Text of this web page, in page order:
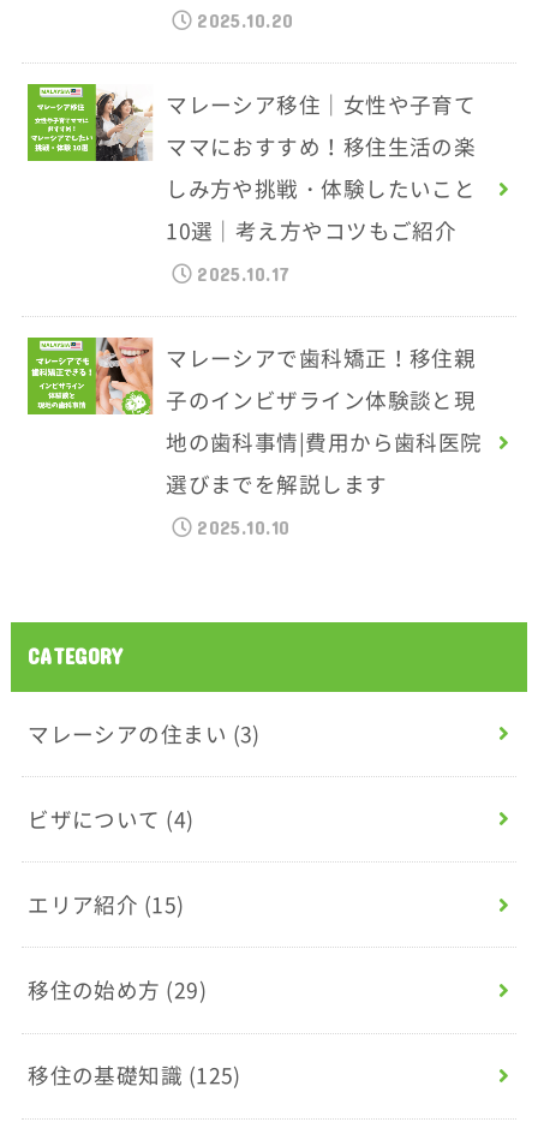
2025.10.20
マレーシア移住｜女性や子育て
ママにおすすめ！移住生活の楽
しみ方や挑戦・体験したいこと
10選｜考え方やコツもご紹介
2025.10.17
マレーシアで歯科矯正！移住親
子のインビザライン体験談と現
地の歯科事情|費用から歯科医院
選びまでを解説します
2025.10.10
CATEGORY
マレーシアの住まい (3)
ビザについて (4)
エリア紹介 (15)
移住の始め方 (29)
移住の基礎知識 (125)